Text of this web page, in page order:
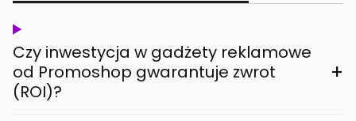
Czy inwestycja w gadżety reklamowe
od Promoshop gwarantuje zwrot
(ROI)?
+